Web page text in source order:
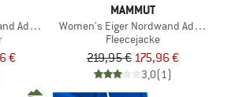
Advanced FL Half Zip Pull
€
MAMMUT
Women's Eiger Nordwand
Fleecejacke
219,95 € 175,96 €
3,0(1)